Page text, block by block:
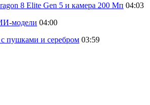
8 Elite Gen 5 и камера 200 Мп 04:03
модели 04:00
пушками и серебром 03:59